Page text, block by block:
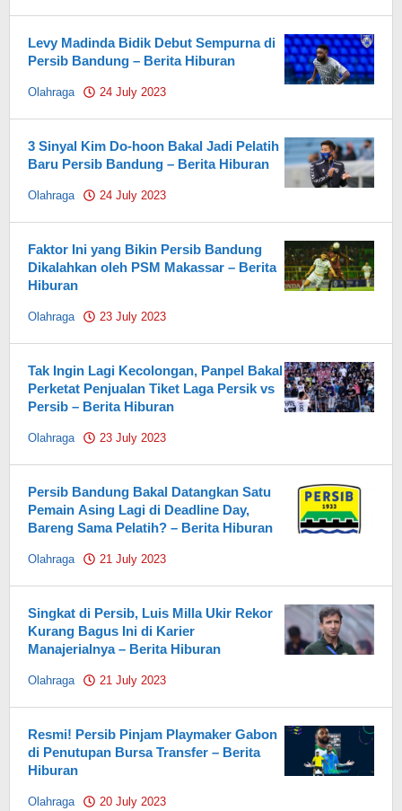
Levy Madinda Bidik Debut Sempurna di
Persib Bandung – Berita Hiburan
Olahraga 24 July 2023
3 Sinyal Kim Do-hoon Bakal Jadi Pelatih
Baru Persib Bandung – Berita Hiburan
Olahraga 24 July 2023
Faktor Ini yang Bikin Persib Bandung
Dikalahkan oleh PSM Makassar – Berita
Hiburan
Olahraga 23 July 2023
Tak Ingin Lagi Kecolongan, Panpel Bakal
Perketat Penjualan Tiket Laga Persik vs
Persib – Berita Hiburan
Olahraga 23 July 2023
Persib Bandung Bakal Datangkan Satu
Pemain Asing Lagi di Deadline Day,
Bareng Sama Pelatih? – Berita Hiburan
Olahraga 21 July 2023
Singkat di Persib, Luis Milla Ukir Rekor
Kurang Bagus Ini di Karier
Manajerialnya – Berita Hiburan
Olahraga 21 July 2023
Resmi! Persib Pinjam Playmaker Gabon
di Penutupan Bursa Transfer – Berita
Hiburan
Olahraga 20 July 2023